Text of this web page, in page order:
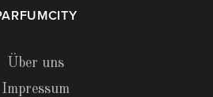
Über uns
Impressum